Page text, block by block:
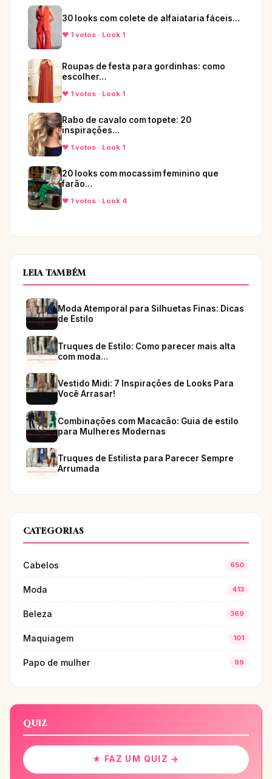
30 looks com colete de alfaiataria fáceis…
♥ 1 votos · Look 1
Roupas de festa para gordinhas: como
escolher…
♥ 1 votos · Look 1
Rabo de cavalo com topete: 20
inspirações…
♥ 1 votos · Look 1
20 looks com mocassim feminino que
farão…
♥ 1 votos · Look 4
LEIA TAMBÉM
Moda Atemporal para Silhuetas Finas: Dicas
de Estilo
Truques de Estilo: Como parecer mais alta
com moda…
Vestido Midi: 7 Inspirações de Looks Para
Você Arrasar!
Combinações com Macacão: Guia de estilo
para Mulheres Modernas
Truques de Estilista para Parecer Sempre
Arrumada
CATEGORIAS
Cabelos 650
Moda 413
Beleza 369
Maquiagem 101
Papo de mulher 99
QUIZ
★ FAZ UM QUIZ →